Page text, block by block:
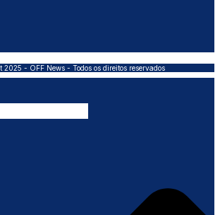
- OFF News - Todos os direitos reservados